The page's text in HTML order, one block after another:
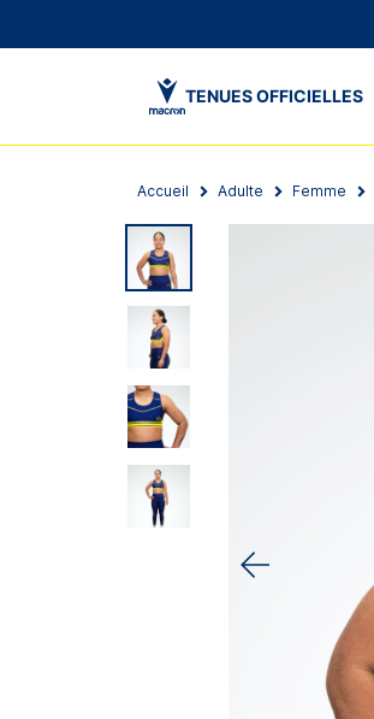
TENUES OFFICIELLES
Accueil Adulte Femme